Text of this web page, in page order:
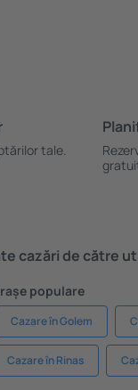
tale.
cazări de către
populare
Cazare în Golem
Cazare în Rinas